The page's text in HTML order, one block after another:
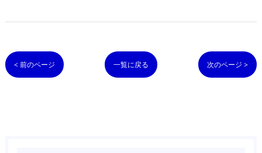
< 前のページ 一覧に戻る 次のページ >